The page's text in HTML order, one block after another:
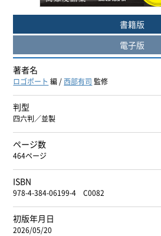
閉じる
書籍版
電子版
著者名
ロゴポート 編 /西部有司 監修
判型
四六判／並製
ページ数
464ページ
ISBN
978-4-384-06199-4 C0082
初版年月日
2026/05/20